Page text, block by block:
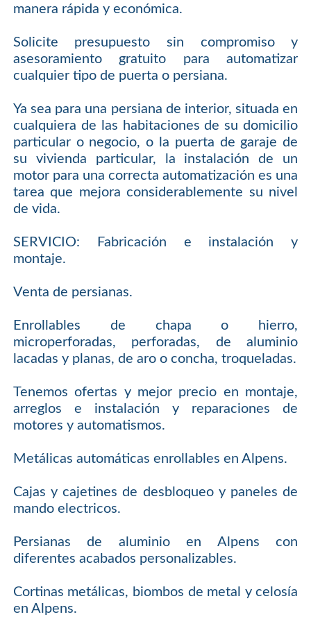
manera rápida y económica.
Solicite presupuesto sin compromiso y
asesoramiento gratuito para automatizar
cualquier tipo de puerta o persiana.
Ya sea para una persiana de interior, situada en
cualquiera de las habitaciones de su domicilio
particular o negocio, o la puerta de garaje de
su vivienda particular, la instalación de un
motor para una correcta automatización es una
tarea que mejora considerablemente su nivel
de vida.
SERVICIO: Fabricación e instalación y
montaje.
Venta de persianas.
Enrollables de chapa o hierro,
microperforadas, perforadas, de aluminio
lacadas y planas, de aro o concha, troqueladas.
Tenemos ofertas y mejor precio en montaje,
arreglos e instalación y reparaciones de
motores y automatismos.
Metálicas automáticas enrollables en Alpens.
Cajas y cajetines de desbloqueo y paneles de
mando electricos.
Persianas de aluminio en Alpens con
diferentes acabados personalizables.
Cortinas metálicas, biombos de metal y celosía
en Alpens.